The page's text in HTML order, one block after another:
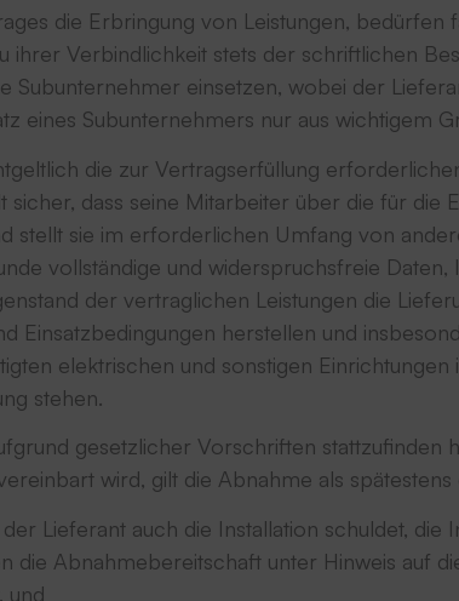
die Erbringung von Leistungen,
ihrer Verbindlichkeit stets der schriftlichen
Subunternehmer einsetzen, wobei der
eines Subunternehmers nur aus wichtigem
die zur Vertragserfüllung
sicher, dass seine Mitarbeiter über die für
stellt sie im erforderlichen Umfang von
vollständige und widerspruchsfreie
der vertraglichen Leistungen die
Einsatzbedingungen herstellen und
elektrischen und sonstigen
stehen.
gesetzlicher Vorschriften
wird, gilt die Abnahme als
Lieferant auch die Installation schuldet, die
die Abnahmebereitschaft unter Hinweis auf
und